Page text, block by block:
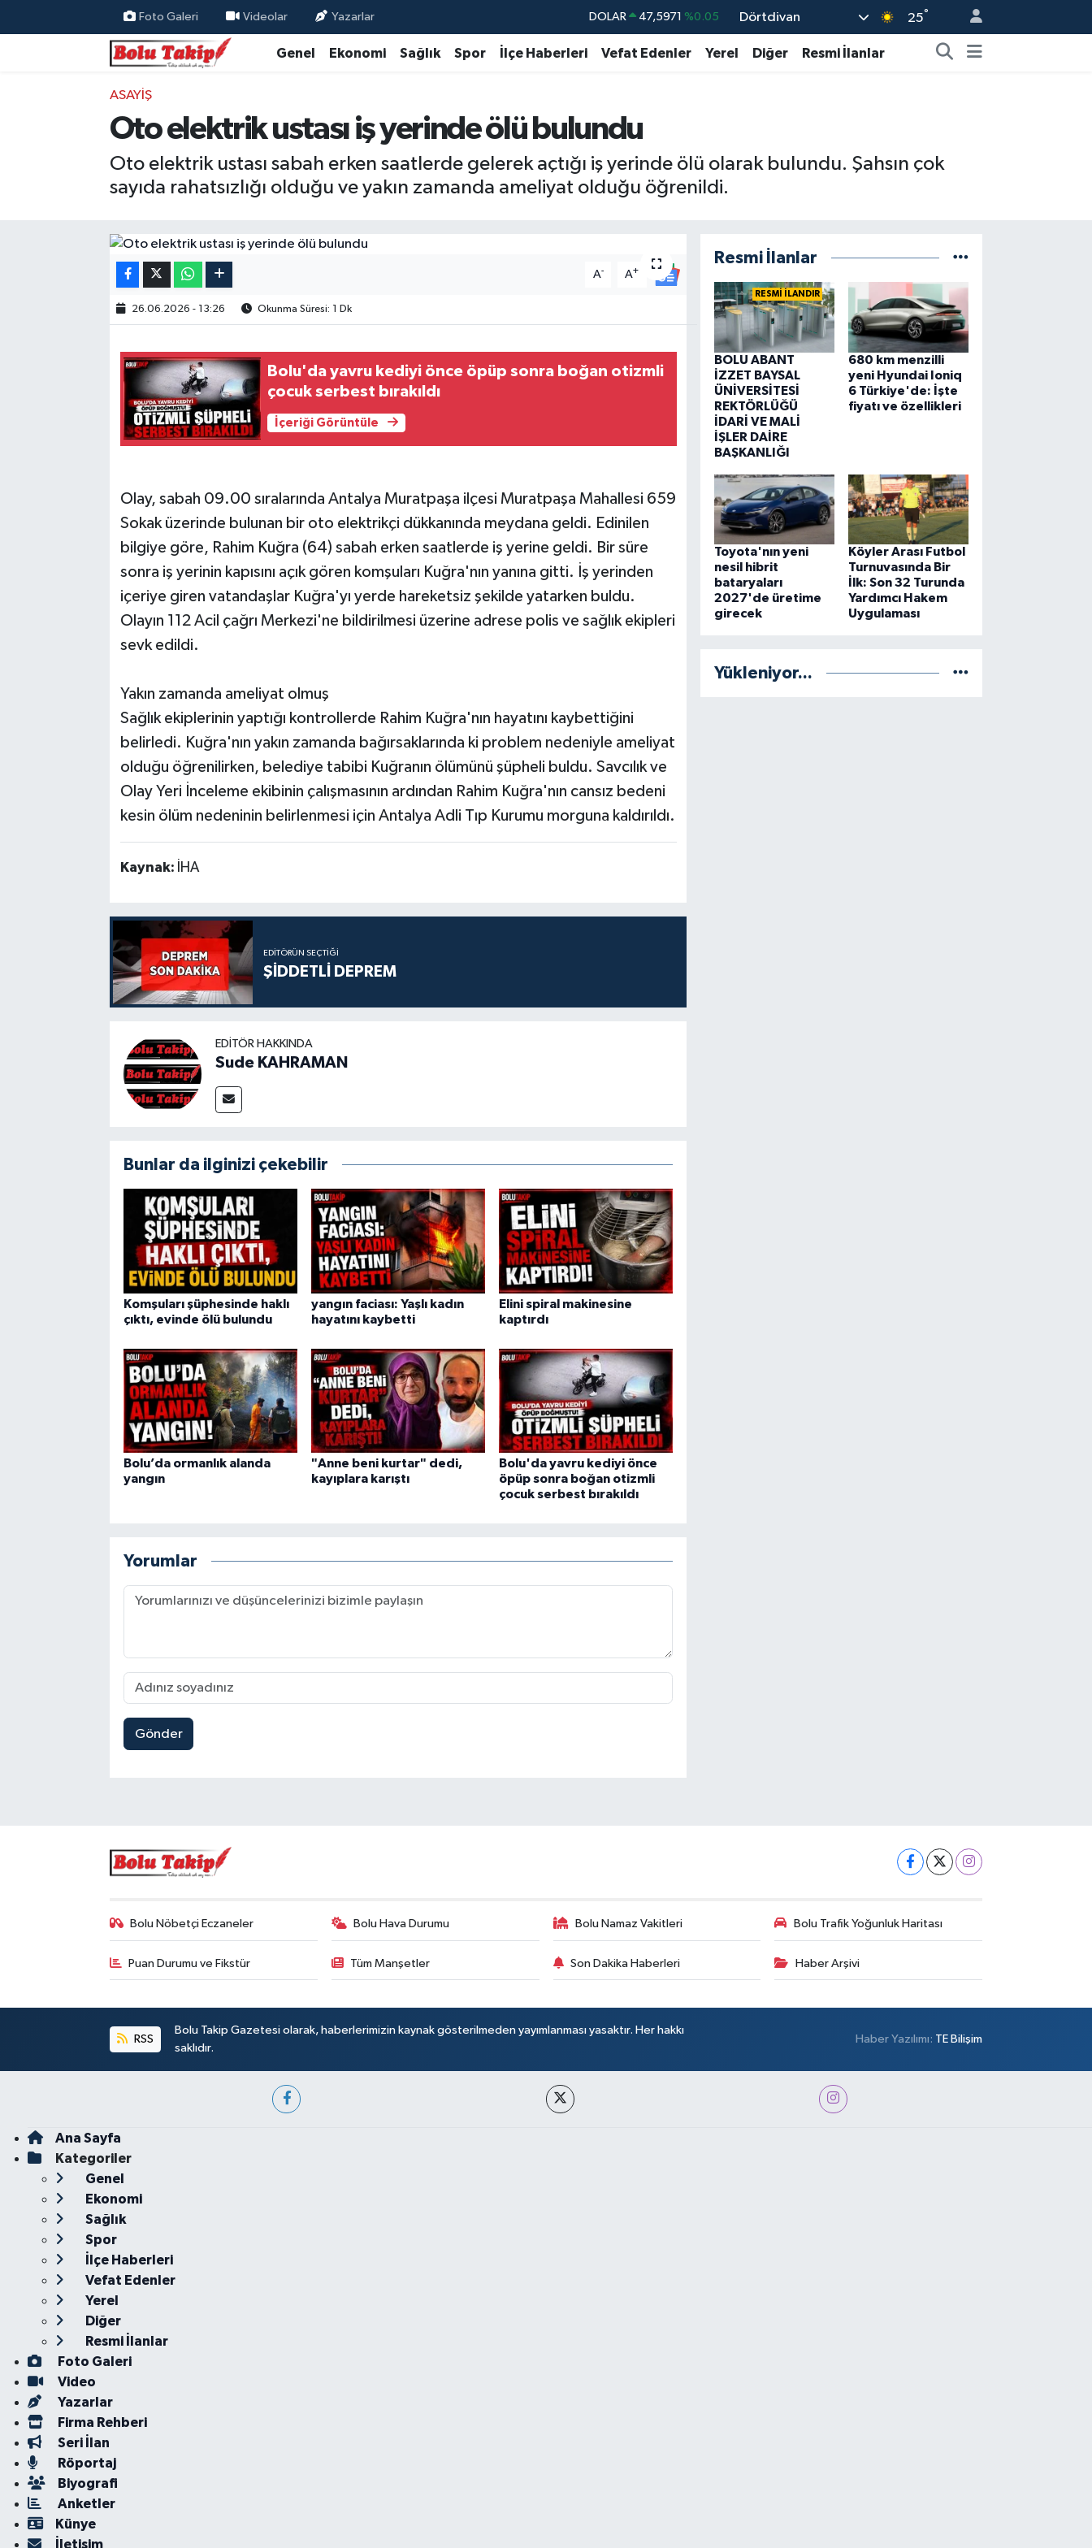
Foto Galeri Videolar Yazarlar DOLAR 47,5971 %0.05
EURO 55,1336 %0.18
BİST100
BITCOIN 64.475,47 %0.66
Dörtdivan 25°
Genel Ekonomi Sağlık Spor İlçe Haberleri Vefat Edenler Yerel Diğer Resmi İlanlar
ASAYIŞ
Oto elektrik ustası iş yerinde ölü bulundu
Oto elektrik ustası sabah erken saatlerde gelerek açtığı iş yerinde ölü olarak bulundu. Şahsın çok
sayıda rahatsızlığı olduğu ve yakın zamanda ameliyat olduğu öğrenildi.
A- A+
26.06.2026 - 13:26 Okunma Süresi: 1 Dk
Bolu'da yavru kediyi önce öpüp sonra boğan otizmli
çocuk serbest bırakıldı
İçeriği Görüntüle
Olay, sabah 09.00 sıralarında Antalya Muratpaşa ilçesi Muratpaşa Mahallesi 659
Sokak üzerinde bulunan bir oto elektrikçi dükkanında meydana geldi. Edinilen
bilgiye göre, Rahim Kuğra (64) sabah erken saatlerde iş yerine geldi. Bir süre
sonra iş yerinin kapısını açık gören komşuları Kuğra'nın yanına gitti. İş yerinden
içeriye giren vatandaşlar Kuğra'yı yerde hareketsiz şekilde yatarken buldu.
Olayın 112 Acil çağrı Merkezi'ne bildirilmesi üzerine adrese polis ve sağlık ekipleri
sevk edildi.
Yakın zamanda ameliyat olmuş
Sağlık ekiplerinin yaptığı kontrollerde Rahim Kuğra'nın hayatını kaybettiğini
belirledi. Kuğra'nın yakın zamanda bağırsaklarında ki problem nedeniyle ameliyat
olduğu öğrenilirken, belediye tabibi Kuğranın ölümünü şüpheli buldu. Savcılık ve
Olay Yeri İnceleme ekibinin çalışmasının ardından Rahim Kuğra'nın cansız bedeni
kesin ölüm nedeninin belirlenmesi için Antalya Adli Tıp Kurumu morguna kaldırıldı.
Kaynak: İHA
EDITÖRÜN SEÇTIĞI
ŞİDDETLİ DEPREM
EDITÖR HAKKINDA
Sude KAHRAMAN
Bunlar da ilginizi çekebilir
Komşuları şüphesinde haklı
çıktı, evinde ölü bulundu
yangın faciası: Yaşlı kadın
hayatını kaybetti
Elini spiral makinesine
kaptırdı
Bolu’da ormanlık alanda
yangın
"Anne beni kurtar" dedi,
kayıplara karıştı
Bolu'da yavru kediyi önce
öpüp sonra boğan otizmli
çocuk serbest bırakıldı
Yorumlar
Gönder
Resmi İlanlar
RESMİ İLANDIR
BOLU ABANT
İZZET BAYSAL
ÜNİVERSİTESİ
REKTÖRLÜĞÜ
İDARİ VE MALİ
İŞLER DAİRE
BAŞKANLIĞI
680 km menzilli
yeni Hyundai Ioniq
6 Türkiye'de: İşte
fiyatı ve özellikleri
Toyota'nın yeni
nesil hibrit
bataryaları
2027'de üretime
girecek
Köyler Arası Futbol
Turnuvasında Bir
İlk: Son 32 Turunda
Yardımcı Hakem
Uygulaması
Yükleniyor...
Bolu Nöbetçi Eczaneler Bolu Hava Durumu Bolu Namaz Vakitleri Bolu Trafik Yoğunluk Haritası
Puan Durumu ve Fikstür Tüm Manşetler Son Dakika Haberleri Haber Arşivi
RSS
Bolu Takip Gazetesi olarak, haberlerimizin kaynak gösterilmeden yayımlanması yasaktır. Her hakkı
saklıdır.
Haber Yazılımı: TE Bilişim
Ana Sayfa
Kategoriler
Genel
Ekonomi
Sağlık
Spor
İlçe Haberleri
Vefat Edenler
Yerel
Diğer
Resmi İlanlar
Foto Galeri
Video
Yazarlar
Firma Rehberi
Seri İlan
Röportaj
Biyografi
Anketler
Künye
İletişim